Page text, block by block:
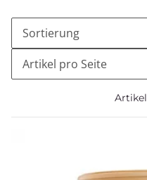
Sortierung
Artikel pro Seite
Artikel